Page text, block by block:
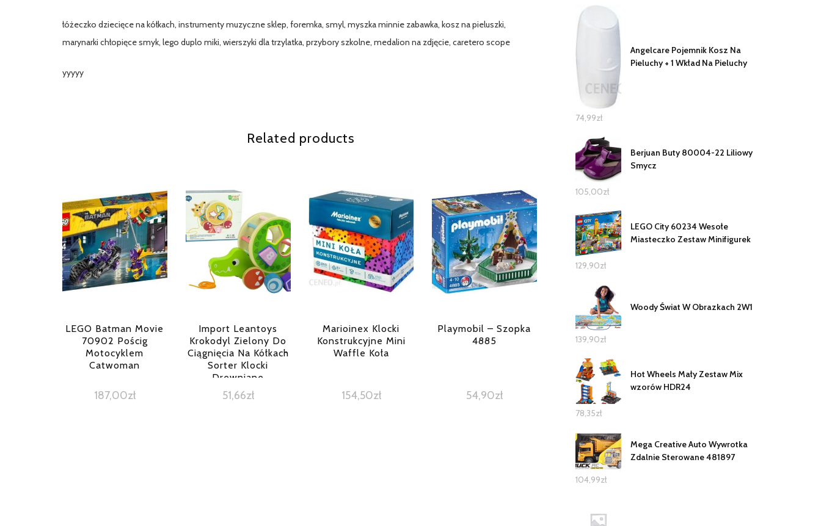
łóżeczko dziecięce na kółkach, instrumenty muzyczne sklep, foremka, smyl, myszka minnie zabawka, kosz na pieluszki,
marynarki chłopięce smyk, lego duplo miki, wierszyki dla trzylatka, przybory szkolne, medalion na zdjęcie, caretero scope
yyyyy
Related products
LEGO Batman Movie
70902 Pościg
Motocyklem
Catwoman
187,00zł
Import Leantoys
Krokodyl Zielony Do
Ciągnięcia Na Kółkach
Sorter Klocki
Drewniane
51,66zł
Marioinex Klocki
Konstrukcyjne Mini
Waffle Koła
154,50zł
Playmobil – Szopka
4885
54,90zł
Angelcare Pojemnik Kosz Na
Pieluchy + 1 Wkład Na Pieluchy
74,99zł
Berjuan Buty 80004-22 Liliowy
Smycz
105,00zł
LEGO City 60234 Wesołe
Miasteczko Zestaw Minifigurek
129,90zł
Woody Świat W Obrazkach 2W1
139,90zł
Hot Wheels Mały Zestaw Mix
wzorów HDR24
78,35zł
Mega Creative Auto Wywrotka
Zdalnie Sterowane 481897
104,99zł